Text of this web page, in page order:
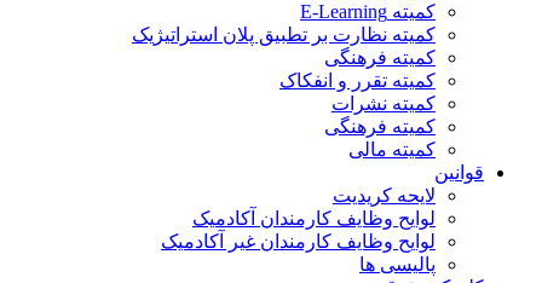
کمیته E-Learning
کمیته نظارت بر تطبیق پلان استراتیژیک
کمیته فرهنگی
کمیته تقرر و انفکاک
کمیته نشرات
کمیته فرهنگی
کمیته مالی
قوانین
لایحه کریدیت
لوایح وظایف کارمندان آکادمیک
لوایح وظایف کارمندان غیر آکادمیک
پالیسی ها